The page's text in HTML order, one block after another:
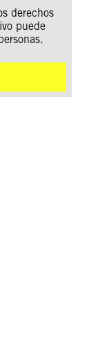
derechos
puede